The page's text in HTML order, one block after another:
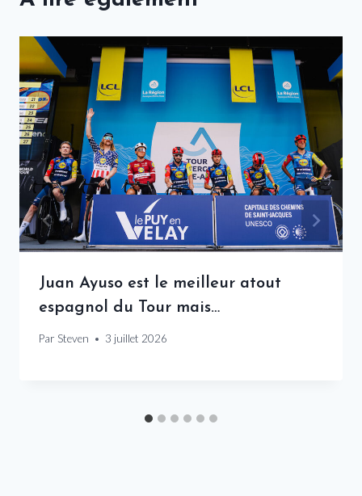
Juan Ayuso est le meilleur atout
espagnol du Tour mais…
Par Steven 3 juillet 2026